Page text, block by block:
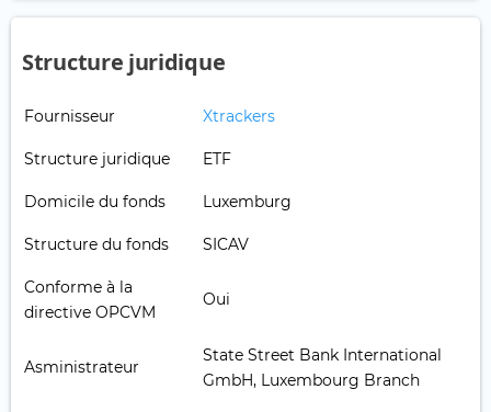
Structure juridique
Fournisseur Xtrackers
Structure juridique ETF
Domicile du fonds Luxemburg
Structure du fonds SICAV
Conforme à la
directive OPCVM
Oui
Asministrateur
State Street Bank International
GmbH, Luxembourg Branch